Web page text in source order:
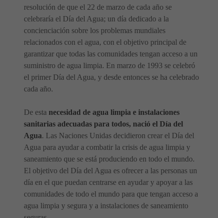
resolución de que el 22 de marzo de cada año se
celebraría el Día del Agua; un día dedicado a la
concienciación sobre los problemas mundiales
relacionados con el agua, con el objetivo principal de
garantizar que todas las comunidades tengan acceso a un
suministro de agua limpia. En marzo de 1993 se celebró
el primer Día del Agua, y desde entonces se ha celebrado
cada año.
De esta necesidad de agua limpia e instalaciones
sanitarias adecuadas para todos, nació el Día del
Agua. Las Naciones Unidas decidieron crear el Día del
Agua para ayudar a combatir la crisis de agua limpia y
saneamiento que se está produciendo en todo el mundo.
El objetivo del Día del Agua es ofrecer a las personas un
día en el que puedan centrarse en ayudar y apoyar a las
comunidades de todo el mundo para que tengan acceso a
agua limpia y segura y a instalaciones de saneamiento